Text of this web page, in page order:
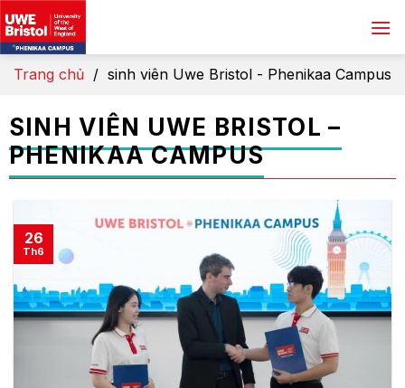
Skip
to
content
Trang chủ / sinh viên Uwe Bristol - Phenikaa Campus
SINH VIÊN UWE BRISTOL –
PHENIKAA CAMPUS
26
Th6